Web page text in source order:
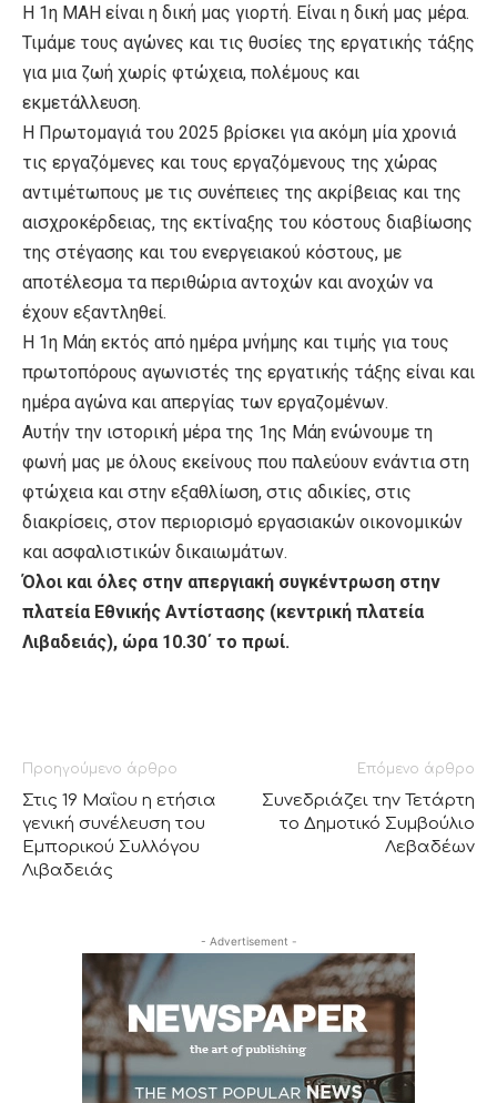
Η 1η ΜΑΗ είναι η δική μας γιορτή. Είναι η δική μας μέρα.
Τιμάμε τους αγώνες και τις θυσίες της εργατικής τάξης
για μια ζωή χωρίς φτώχεια, πολέμους και
εκμετάλλευση.
Η Πρωτομαγιά του 2025 βρίσκει για ακόμη μία χρονιά
τις εργαζόμενες και τους εργαζόμενους της χώρας
αντιμέτωπους με τις συνέπειες της ακρίβειας και της
αισχροκέρδειας, της εκτίναξης του κόστους διαβίωσης
της στέγασης και του ενεργειακού κόστους, με
αποτέλεσμα τα περιθώρια αντοχών και ανοχών να
έχουν εξαντληθεί.
Η 1η Μάη εκτός από ημέρα μνήμης και τιμής για τους
πρωτοπόρους αγωνιστές της εργατικής τάξης είναι και
ημέρα αγώνα και απεργίας των εργαζομένων.
Αυτήν την ιστορική μέρα της 1ης Μάη ενώνουμε τη
φωνή μας με όλους εκείνους που παλεύουν ενάντια στη
φτώχεια και στην εξαθλίωση, στις αδικίες, στις
διακρίσεις, στον περιορισμό εργασιακών οικονομικών
και ασφαλιστικών δικαιωμάτων.
Όλοι και όλες στην απεργιακή συγκέντρωση στην
πλατεία Εθνικής Αντίστασης (κεντρική πλατεία
Λιβαδειάς), ώρα 10.30΄ το πρωί.
Προηγούμενο άρθρο
Στις 19 Μαΐου η ετήσια
γενική συνέλευση του
Εμπορικού Συλλόγου
Λιβαδειάς
Επόμενο άρθρο
Συνεδριάζει την Τετάρτη
το Δημοτικό Συμβούλιο
Λεβαδέων
- Advertisement -